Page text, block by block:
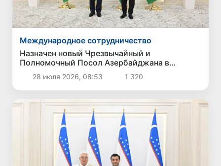
Международное сотрудничество
Назначен новый Чрезвычайный и
Полномочный Посол Азербайджана в
Узбекистане
28 июля 2026, 08:53 1 320